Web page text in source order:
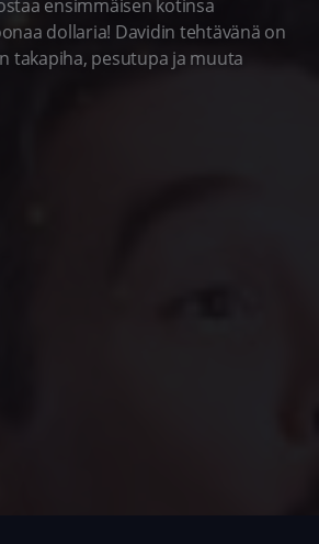
ensimmäisen kotinsa
dollaria! Davidin tehtävänä on
takapiha, pesutupa ja muuta